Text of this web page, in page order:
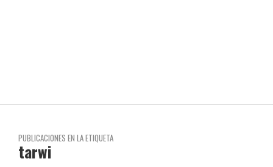
PUBLICACIONES EN LA ETIQUETA
tarwi